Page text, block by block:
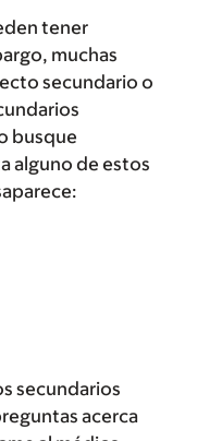
tener
muchas
secundario o
busque
alguno de estos
secundarios
acerca